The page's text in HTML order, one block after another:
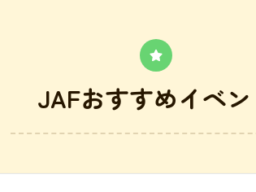
JAFおすすめイベン